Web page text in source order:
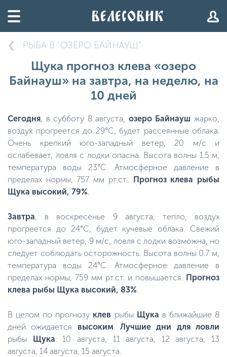
РЫБА В "ОЗЕРО БАЙНАУШ"
Щука прогноз клева «озеро
Байнауш» на завтра, на неделю, на
10 дней
Сегодня, в субботу 8 августа, озеро Байнауш жарко,
воздух прогреется до 29°C, будет рассеянные облака.
Очень крепкий юго-западный ветер, 20 м/с и
ослабевает, ловля с лодки опасна. Высота волны 1.5 м,
температура воды 23°C. Атмосферное давление в
пределах нормы, 757 мм рт.ст.. Прогноз клева рыбы
Щука высокий, 79%.
Завтра, в воскресенье 9 августа, тепло, воздух
прогреется до 24°C, будет кучевые облака. Свежий
юго-западный ветер, 9 м/с, ловля с лодки возможна, но
следует соблюдать осторожность. Высота волны 0.7 м,
температура воды 24°C. Атмосферное давление в
пределах нормы, 759 мм рт.ст. и повышается. Прогноз
клева рыбы Щука высокий, 83%.
В целом по прогнозу клев рыбы Щука в ближайшие 8
дней ожидается высоким.Лучшие дни для ловли
рыбы Щука: 10 августа, 11 августа, 12 августа, 13
августа, 14 августа, 15 августа.